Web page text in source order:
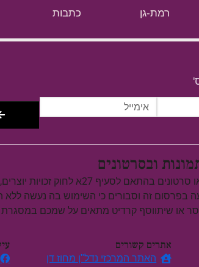
רמת-גן כתבות
ובסרטונים
27א לחוק זכויות יוצרים, התשס"ח–2007.
בפרסום זה וסבורים כי השימוש בה נעשה
או שיתווסף קרדיט מתאים על שמכם
אתרים קשורים
האתר המרכזי נדל"ן מחוז דן